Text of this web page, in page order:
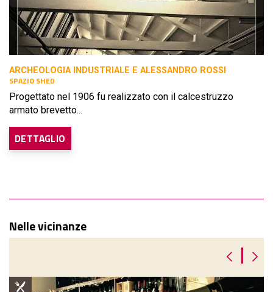
ARCHEOLOGIA INDUSTRIALE E ALESSANDRO ROSSI
SPAZIO SHED
Progettato nel 1906 fu realizzato con il calcestruzzo
armato brevetto...
DETTAGLIO
Nelle vicinanze
|